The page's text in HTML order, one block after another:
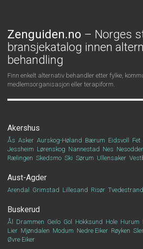
Zenguiden.no – Norges
bransjekatalog innen
behandling
Finn enkelt alternativ behandler etter fylke,
medlemsorganisasjon eller terapiform.
Akershus
Ås Asker Aurskog-Høland Bærum Eidsvoll Fet
Jessheim Lørenskog Nannestad Nes
Rælingen Skedsmo Ski Sørum Ullensaker
Aust-Agder
Arendal Grimstad Lillesand Risør Tvedestrand
Buskerud
Ål Drammen Geilo Gol Hokksund Hole Hurum
Lier Mjøndalen Modum Nedre Eiker Røyken
Øvre Eiker